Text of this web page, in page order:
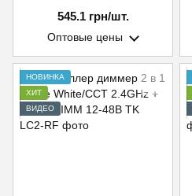
545.1 грн/шт.
Оптовые цены
НОВИНКА
ХИТ
ВИДЕО